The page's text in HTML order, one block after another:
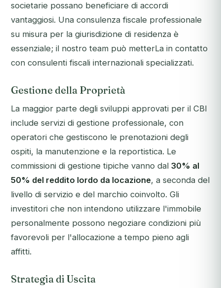
societarie possano beneficiare di accordi
vantaggiosi. Una consulenza fiscale professionale
su misura per la giurisdizione di residenza è
essenziale; il nostro team può metterLa in contatto
con consulenti fiscali internazionali specializzati.
Gestione della Proprietà
La maggior parte degli sviluppi approvati per il CBI
include servizi di gestione professionale, con
operatori che gestiscono le prenotazioni degli
ospiti, la manutenzione e la reportistica. Le
commissioni di gestione tipiche vanno dal 30% al
50% del reddito lordo da locazione, a seconda del
livello di servizio e del marchio coinvolto. Gli
investitori che non intendono utilizzare l'immobile
personalmente possono negoziare condizioni più
favorevoli per l'allocazione a tempo pieno agli
affitti.
Strategia di Uscita